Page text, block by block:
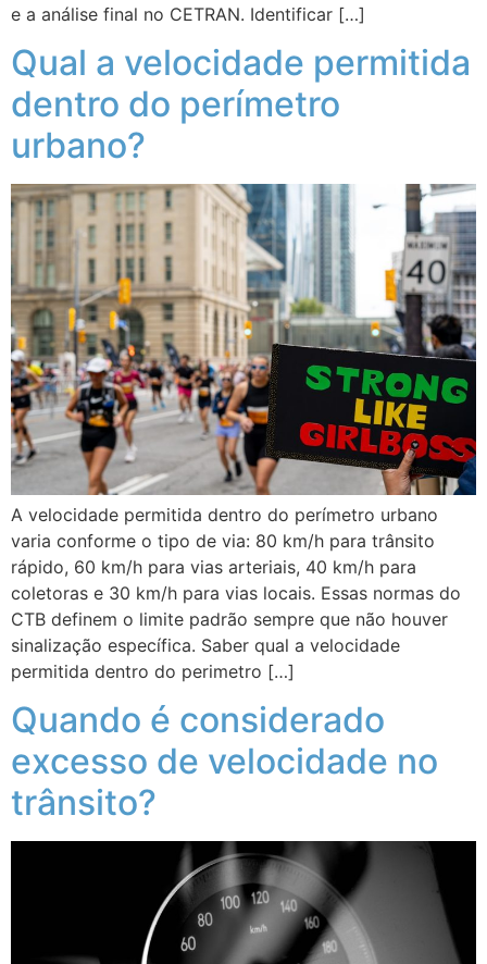
e a análise final no CETRAN. Identificar […]
Qual a velocidade permitida
dentro do perímetro
urbano?
A velocidade permitida dentro do perímetro urbano
varia conforme o tipo de via: 80 km/h para trânsito
rápido, 60 km/h para vias arteriais, 40 km/h para
coletoras e 30 km/h para vias locais. Essas normas do
CTB definem o limite padrão sempre que não houver
sinalização específica. Saber qual a velocidade
permitida dentro do perimetro […]
Quando é considerado
excesso de velocidade no
trânsito?